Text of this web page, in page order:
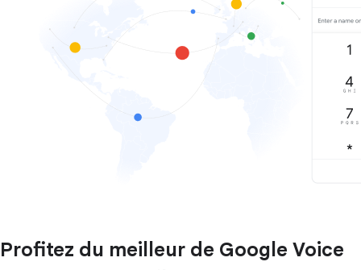
Profitez du meilleur de Google Voice